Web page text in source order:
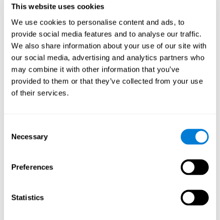
This website uses cookies
We use cookies to personalise content and ads, to
provide social media features and to analyse our traffic.
We also share information about your use of our site with
our social media, advertising and analytics partners who
may combine it with other information that you’ve
provided to them or that they’ve collected from your use
of their services.
Selection
Necessary
Preferences
Statistics
powiadomieniu o naruszeniu praw autorskich został błędnie
zidentyfikowany lub usunięty przez pomyłkę, należy złożyć
roszczenie wzajemne zgodnie z poniższymi instrukcjami.
Ponowne opublikowanie materiałów usuniętych w odpowiedzi
na powiadomienie o naruszeniu praw autorskich może
spowodować trwałe zawieszenie konta. Jeśli uważasz, że treść
została usunięta przez pomyłkę, zgłoś roszczenie wzajemne
Podpis fizyczny lub elektroniczny (wystarczy wpisać pełne
Identyfikacja materiału, który został usunięty lub do którego
dostęp został wyłączony oraz lokalizacja, w której materiał
wyłączony (wystarczy opis z informacji o prawach